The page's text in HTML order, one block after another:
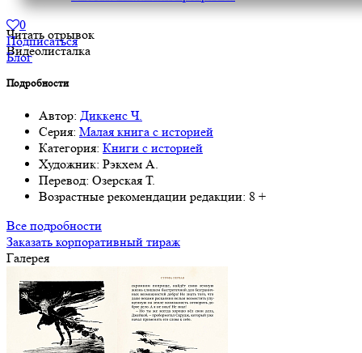
0
Подписаться
Блог
Читать отрывок
Видеолисталка
Подробности
Автор: Диккенс Ч.
Серия: Малая книга с историей
Категория: Книги с историей
Художник: Рэкхем А.
Перевод: Озерская Т.
Возрастные рекомендации редакции: 8 +
Все подробности
Заказать корпоративный тираж
Галерея